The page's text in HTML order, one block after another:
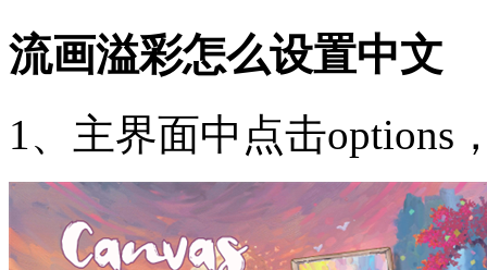
流画溢彩怎么设置中文
1、主界面中点击options